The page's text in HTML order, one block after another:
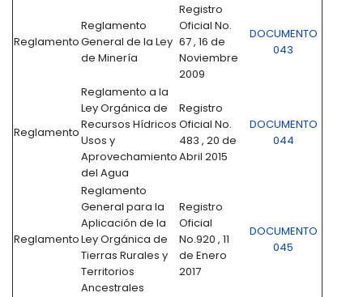
Reglamento
Reglamento
General de la Ley
de Minería
Registro
Oficial No.
67 , 16 de
Noviembre
2009
DOCUMENTO
043
Reglamento
Reglamento a la
Ley Orgánica de
Recursos Hídricos
Usos y
Aprovechamiento
del Agua
Registro
Oficial No.
483 , 20 de
Abril 2015
DOCUMENTO
044
Reglamento
Reglamento
General para la
Aplicación de la
Ley Orgánica de
Tierras Rurales y
Territorios
Ancestrales
Registro
Oficial
No.920 , 11
de Enero
2017
DOCUMENTO
045